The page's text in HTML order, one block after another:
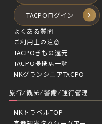
TACPOログイン
よくある質問
ご利用上の注意
TACPOきもの還元
TACPO提携店一覧
MKグランシニアTACPO
旅行/観光/警備/運行管理
MKトラベルTOP